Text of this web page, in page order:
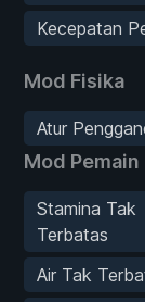
Kecepatan
Mod Fisika
Atur
Mod Pemain
Stamina Tak
Terbatas
Air Tak